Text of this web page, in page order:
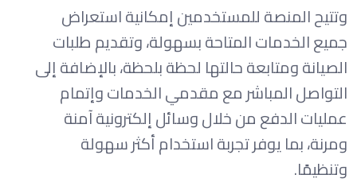
وتتيح المنصة للمستخدمين إمكانية استعراض
جميع الخدمات المتاحة بسهولة، وتقديم طلبات
الصيانة ومتابعة حالتها لحظة بلحظة، بالإضافة إلى
التواصل المباشر مع مقدمي الخدمات وإتمام
عمليات الدفع من خلال وسائل إلكترونية آمنة
ومرنة، بما يوفر تجربة استخدام أكثر سهولة
وتنظيمًا.